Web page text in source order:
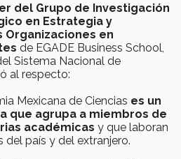
del Grupo de Investigación
en Estrategia y
Organizaciones en
de EGADE Business School,
Sistema Nacional de
al respecto:
Mexicana de Ciencias es un
que agrupa a miembros de
académicas y que laboran
del país y del extranjero.